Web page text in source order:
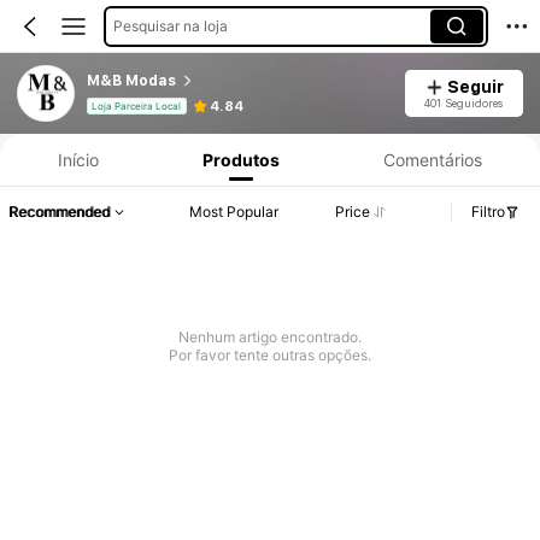
Pesquisar na loja
M&B Modas
Loja Parceira Local 4.84
Seguir
401 Seguidores
Início Produtos Comentários
Recommended Most Popular Price Filtro
Nenhum artigo encontrado.
Por favor tente outras opções.